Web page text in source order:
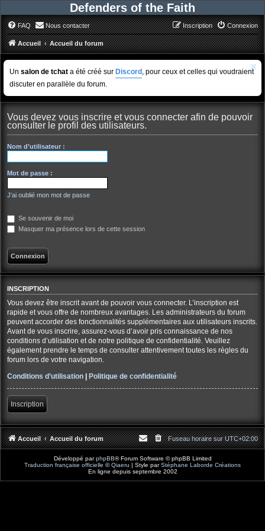
Defenders of the Faith
FAQ Nous contacter Connexion
Inscription
Accueil Accueil du forum
Un salon de tchat a été créé sur Discord , pour ceux et celles qui voudraient
discuter en parallèle du forum.
Vous devez vous inscrire et vous connecter afin de pouvoir
consulter le profil des utilisateurs.
Nom d’utilisateur :
Mot de passe :
J’ai oublié mon mot de passe
Se souvenir de moi
Masquer ma présence lors de cette session
INSCRIPTION
Vous devez être inscrit avant de pouvoir vous connecter. L’inscription est
rapide et vous offre de nombreux avantages. Les administrateurs du forum
peuvent accorder des fonctionnalités supplémentaires aux utilisateurs inscrits.
Avant de vous inscrire, assurez-vous d’avoir pris connaissance de nos
conditions d’utilisation et de notre politique de confidentialité. Veuillez
également prendre le temps de consulter attentivement toutes les règles du
forum lors de votre navigation.
Conditions d’utilisation | Politique de confidentialité
Inscription
Accueil Accueil du forum Fuseau horaire surUTC+02:00
Développé parphpBB® Forum Software © phpBB Limited
Traduction française officielle ©Qiaeru | Style parStéphane Laborde Créations
En ligne depuis septembre 2002